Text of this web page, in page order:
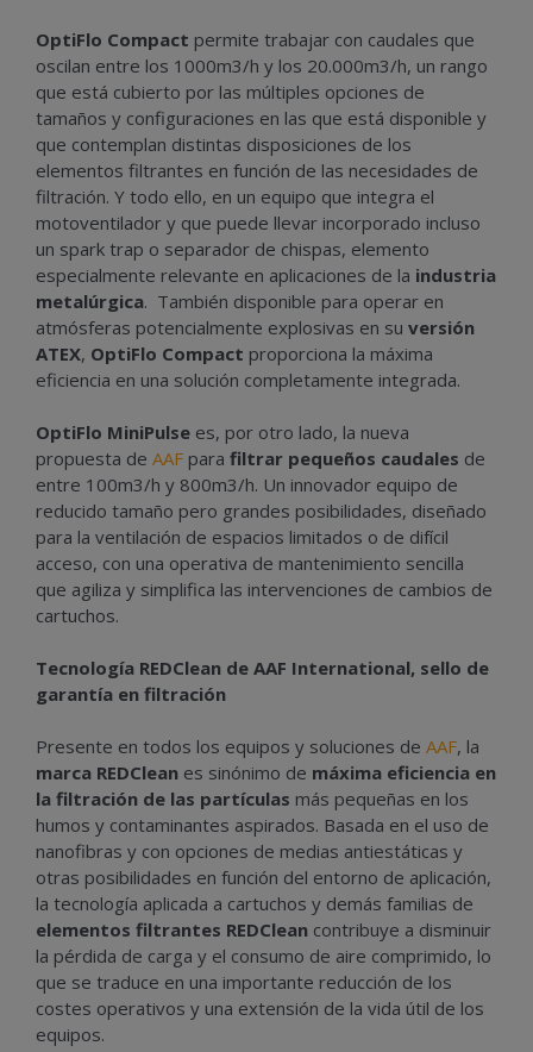
OptiFlo Compact permite trabajar con caudales que
oscilan entre los 1000m3/h y los 20.000m3/h, un rango
que está cubierto por las múltiples opciones de
tamaños y configuraciones en las que está disponible y
que contemplan distintas disposiciones de los
elementos filtrantes en función de las necesidades de
filtración. Y todo ello, en un equipo que integra el
motoventilador y que puede llevar incorporado incluso
un spark trap o separador de chispas, elemento
especialmente relevante en aplicaciones de la industria
metalúrgica. También disponible para operar en
atmósferas potencialmente explosivas en su versión
ATEX, OptiFlo Compact proporciona la máxima
eficiencia en una solución completamente integrada.
OptiFlo MiniPulse es, por otro lado, la nueva
propuesta de AAF para filtrar pequeños caudales de
entre 100m3/h y 800m3/h. Un innovador equipo de
reducido tamaño pero grandes posibilidades, diseñado
para la ventilación de espacios limitados o de difícil
acceso, con una operativa de mantenimiento sencilla
que agiliza y simplifica las intervenciones de cambios de
cartuchos.
Tecnología REDClean de AAF International, sello de
garantía en filtración
Presente en todos los equipos y soluciones de AAF, la
marca REDClean es sinónimo de máxima eficiencia en
la filtración de las partículas más pequeñas en los
humos y contaminantes aspirados. Basada en el uso de
nanofibras y con opciones de medias antiestáticas y
otras posibilidades en función del entorno de aplicación,
la tecnología aplicada a cartuchos y demás familias de
elementos filtrantes REDClean contribuye a disminuir
la pérdida de carga y el consumo de aire comprimido, lo
que se traduce en una importante reducción de los
costes operativos y una extensión de la vida útil de los
equipos.